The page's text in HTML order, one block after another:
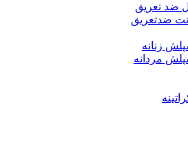
ضد تعریق
ضدتعریق
زنانه
مردانه